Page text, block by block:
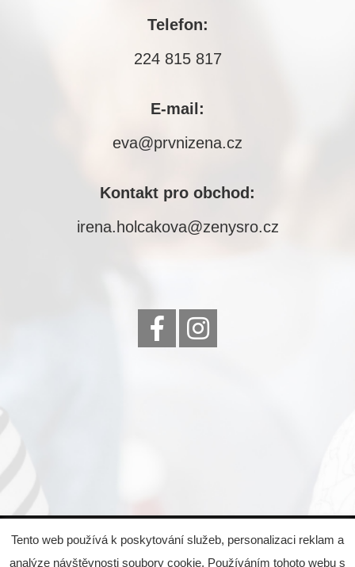
Telefon:
224 815 817
E-mail:
eva@prvnizena.cz
Kontakt pro obchod:
irena.holcakova@zenysro.cz
© 2022 Eva Čejková, všechna práva vyhrazena,
Tento web používá k poskytování služeb, personalizaci reklam a
analýze návštěvnosti soubory cookie. Používáním tohoto webu s